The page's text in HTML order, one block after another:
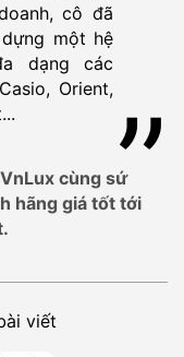
cô đã
một hệ
dạng các
Orient,
cùng sứ
hãng giá tốt tới
viết